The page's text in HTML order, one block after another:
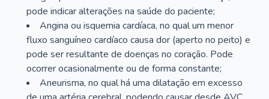
pode indicar alterações na saúde do paciente;
Angina ou isquemia cardíaca, no qual um menor
fluxo sanguíneo cardíaco causa dor (aperto no peito) e
pode ser resultante de doenças no coração. Pode
ocorrer ocasionalmente ou de forma constante;
Aneurisma, no qual há uma dilatação em excesso